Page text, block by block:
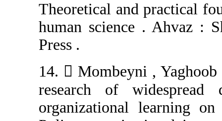
Theoretical
human
14. 
research of
organizational